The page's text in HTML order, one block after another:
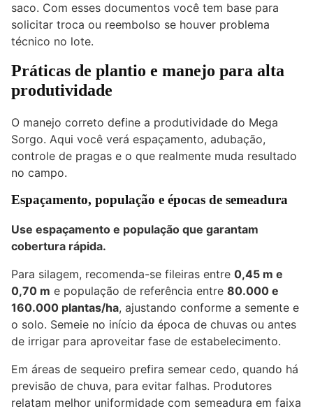
saco. Com esses documentos você tem base para
solicitar troca ou reembolso se houver problema
técnico no lote.
Práticas de plantio e manejo para alta
produtividade
O manejo correto define a produtividade do Mega
Sorgo. Aqui você verá espaçamento, adubação,
controle de pragas e o que realmente muda resultado
no campo.
Espaçamento, população e épocas de semeadura
Use espaçamento e população que garantam
cobertura rápida.
Para silagem, recomenda-se fileiras entre 0,45 m e
0,70 m e população de referência entre 80.000 e
160.000 plantas/ha, ajustando conforme a semente e
o solo. Semeie no início da época de chuvas ou antes
de irrigar para aproveitar fase de estabelecimento.
Em áreas de sequeiro prefira semear cedo, quando há
previsão de chuva, para evitar falhas. Produtores
relatam melhor uniformidade com semeadura em faixa